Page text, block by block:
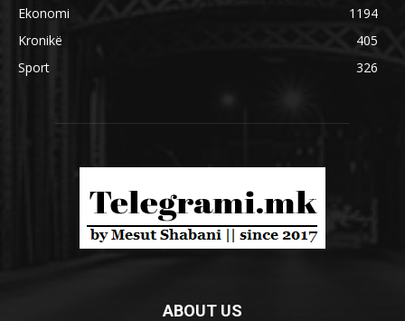
Ekonomi
1194
Kronikë
405
Sport
326
ABOUT US